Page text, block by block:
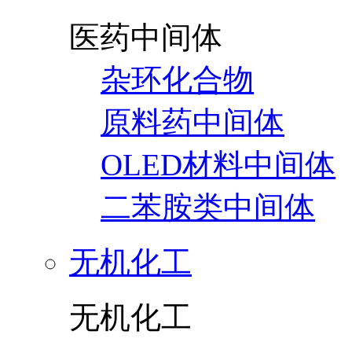
医药中间体
杂环化合物
原料药中间体
OLED材料中间体
二苯胺类中间体
无机化工
无机化工